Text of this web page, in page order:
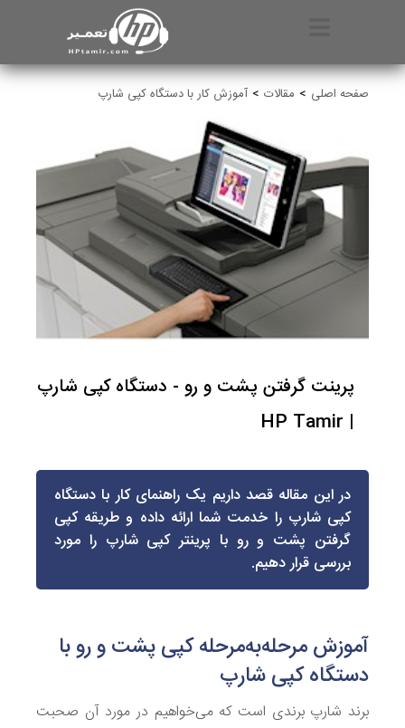
صفحه اصلی مقالات آموزش کار با دستگاه کپی شارپ
پرینت گرفتن پشت و رو - دستگاه کپی شارپ
| HP Tamir
در این مقاله قصد داریم یک راهنمای کار با دستگاه
کپی شارپ را خدمت شما ارائه داده و طریقه کپی
گرفتن پشت و رو با پرینتر کپی شارپ را مورد
بررسی قرار دهیم.
آموزش مرحله‌به‌مرحله کپی پشت و رو با
دستگاه کپی شارپ
برند شارپ برندی است که می‌خواهیم در مورد آن صحبت